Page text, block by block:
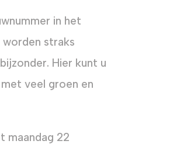
in het
straks
Hier kunt u
veel groen en
maandag 22